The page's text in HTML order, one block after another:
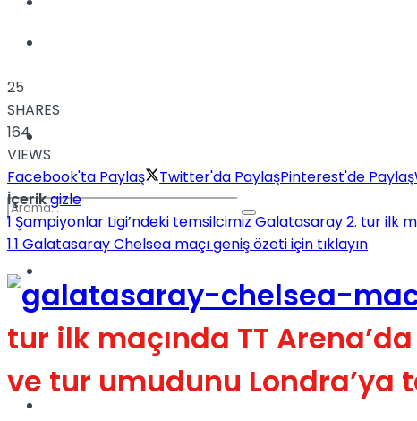
No Result
25
SHARES
164
VIEWS
Facebook'ta Paylaş
Twitter'da PaylaşPinterest'de Paylaş
İçerikgizle
1 Şampiyonlar Ligi’ndeki temsilcimiz Galatasaray 2. tur ilk
1.1 Galatasaray Chelsea maçı geniş özeti için tıklayın
tur ilk maçında TT
ve tur umudunu Londra’ya